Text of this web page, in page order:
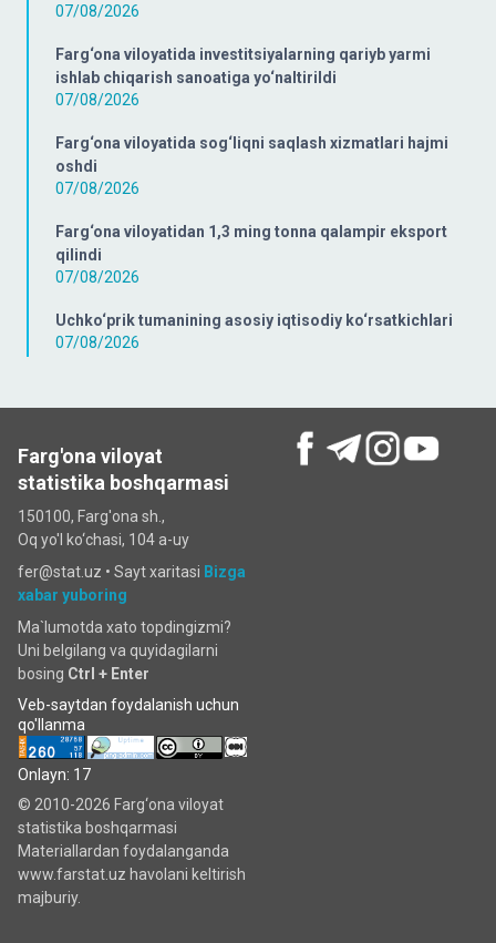
07/08/2026
Farg‘ona viloyatida investitsiyalarning qariyb yarmi
ishlab chiqarish sanoatiga yo‘naltirildi
07/08/2026
Farg‘ona viloyatida sog‘liqni saqlash xizmatlari hajmi
oshdi
07/08/2026
Farg‘ona viloyatidan 1,3 ming tonna qalampir eksport
qilindi
07/08/2026
Uchko‘prik tumanining asosiy iqtisodiy ko‘rsatkichlari
07/08/2026
Farg'ona viloyat
statistika boshqarmasi
150100, Farg'ona sh.,
Oq yo'l ko‘chаsi, 104 a-uy
fer@stat.uz • Sayt xaritasi Bizga
xabar yuboring
Ma`lumotda xato topdingizmi?
Uni belgilang va quyidagilarni
bosing Ctrl + Enter
Veb-saytdan foydalanish uchun
qo'llanma
Onlayn: 17
© 2010-2026 Farg‘ona viloyat
statistika boshqarmasi
Materiallardan foydalanganda
www.farstat.uz havolani keltirish
majburiy.